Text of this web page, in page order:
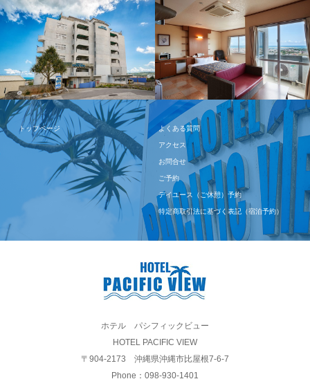
トップページ よくある質問
アクセス
お問合せ
ご予約
デイユース（ご休憩）予約
特定商取引法に基づく表記（宿泊予約）
ホテル パシフィックビュー
HOTEL PACIFIC VIEW
〒904-2173 沖縄県沖縄市比屋根7-6-7
Phone：098-930-1401